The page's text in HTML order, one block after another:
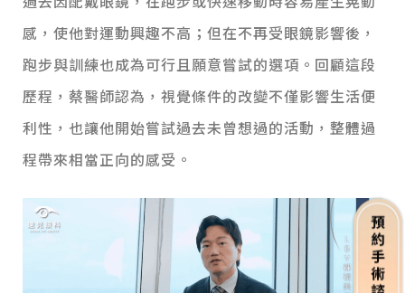
感，使他對運動興趣不高；但在不再受眼鏡影響後，
跑步與訓練也成為可行且願意嘗試的選項。回顧這段
歷程，蔡醫師認為，視覺條件的改變不僅影響生活便
利性，也讓他開始嘗試過去未曾想過的活動，整體過
程帶來相當正向的感受。